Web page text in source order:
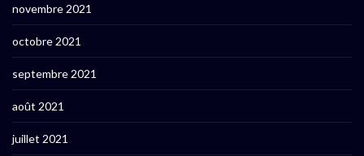
novembre 2021
octobre 2021
septembre 2021
août 2021
juillet 2021